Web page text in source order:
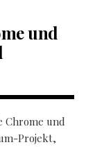
und
Chrome und
Projekt,